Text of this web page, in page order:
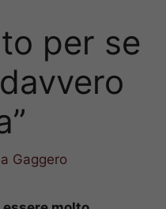
per se
Gaggero